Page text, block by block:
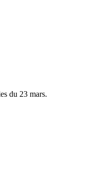
du 23 mars.